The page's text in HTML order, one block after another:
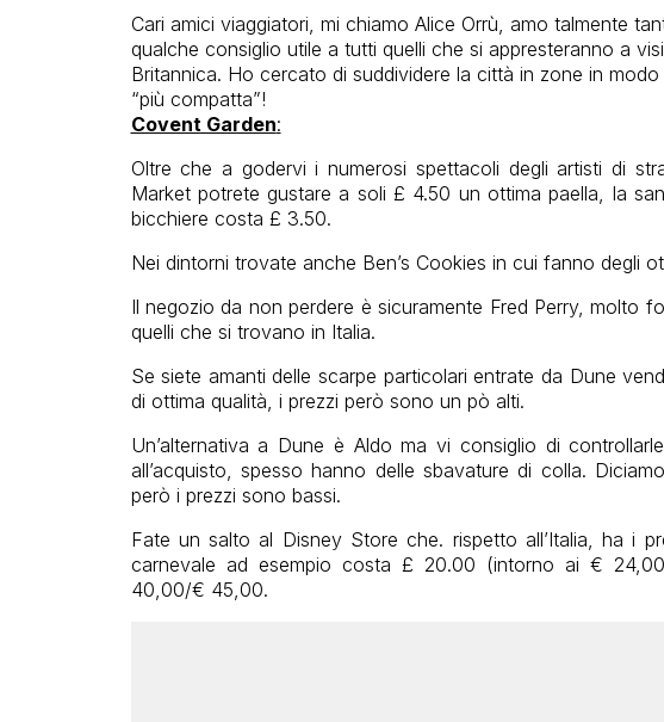
Cari amici viaggiatori, mi chiamo Alice Orrù, amo talmente
qualche consiglio utile a tutti quelli che si appresteranno a
Britannica. Ho cercato di suddividere la città in zone in
“più compatta”!
Covent Garden:
Oltre che a godervi i numerosi spettacoli degli artisti di
Market potrete gustare a soli £ 4.50 un ottima paella, la
bicchiere costa £ 3.50.
Nei dintorni trovate anche Ben’s Cookies in cui fanno degli
Il negozio da non perdere è sicuramente Fred Perry, molto
quelli che si trovano in Italia.
Se siete amanti delle scarpe particolari entrate da Dune
di ottima qualità, i prezzi però sono un pò alti.
Un’alternativa a Dune è Aldo ma vi consiglio di
all’acquisto, spesso hanno delle sbavature di colla.
però i prezzi sono bassi.
Fate un salto al Disney Store che. rispetto all’Italia, ha i
carnevale ad esempio costa £ 20.00 (intorno ai €
40,00/€ 45,00.